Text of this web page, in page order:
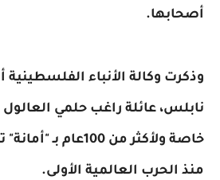
أصحابها.
وذكرت وكالة الأنباء الفلسطينية
نابلس، عائلة راغب حلمي
خاصة ولأكثر من 100عام
منذ الحرب العالمية الأولى.